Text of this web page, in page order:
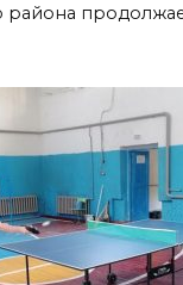
района